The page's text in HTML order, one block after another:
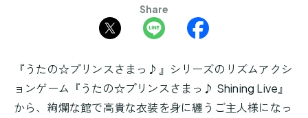
Share
『うたの☆プリンスさまっ♪』シリーズのリズムアクシ
ョンゲーム『うたの☆プリンスさまっ♪ Shining Live』
から、絢爛な館で高貴な衣装を身に纏うご主人様になっ